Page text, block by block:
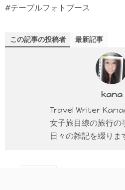
#テーブルフォトブース
この記事の投稿者 最新記事
kana
Travel Writer
女子旅目線の旅行の
日々の雑記を綴りま